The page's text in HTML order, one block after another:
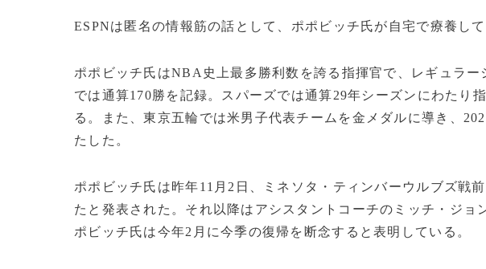
ESPNは匿名の情報筋の話として、ポポビッチ氏が自宅で療養して
ポポビッチ氏はNBA史上最多勝利数を誇る指揮官で、レギュラー
では通算170勝を記録。スパーズでは通算29年シーズンにわたり
る。また、東京五輪では米男子代表チームを金メダルに導き、
たした。
ポポビッチ氏は昨年11月2日、ミネソタ・ティンバーウルブズ戦
たと発表された。それ以降はアシスタントコーチのミッチ・ジョ
ポビッチ氏は今年2月に今季の復帰を断念すると表明している。